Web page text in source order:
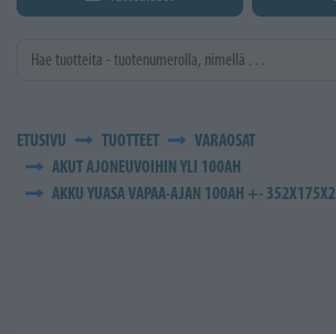
ETUSIVU TUOTTEET
VARAOSAT
AKUT AJONEUVOIHIN YLI 100AH
AKKU YUASA VAPAA-AJAN 100AH +- 352X175X2